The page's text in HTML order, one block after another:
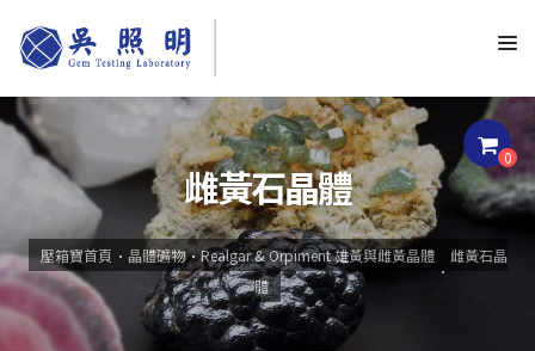
0
雌黃石晶體
壓箱寶首頁 晶體礦物 Realgar & Orpiment 雄黃與雌黃晶體
雌黃石晶
體